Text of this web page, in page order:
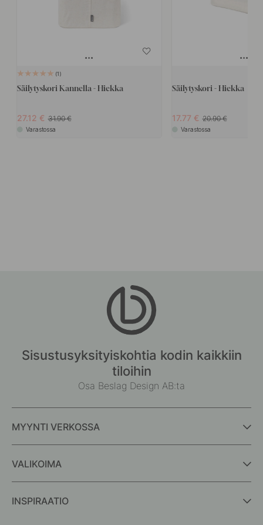
1
Säilytyskori Kannella - Hiekka
27.12 31.90
Varastossa
Säilytyskori - Hiekka
17.77 20.90
Varastossa
Sisustusyksityiskohtia kodin kaikkiin
tiloihin
Osa Beslag Design AB:ta
MYYNTI VERKOSSA
VALIKOIMA
INSPIRAATIO